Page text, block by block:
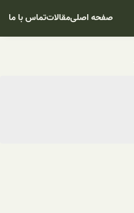
صفحه اصلیمقالاتتماس با ما